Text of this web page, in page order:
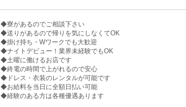
◆寮があるのでご相談下さい
◆送りがあるので帰りを気にしなくてOK
◆掛け持ち・Wワークでも大歓迎
◆ナイトデビュー！業界未経験でもOK
◆土曜に働けるお店です
◆終電の時間で上がれるので安心
◆ドレス・衣装のレンタルが可能です
◆お給料を当日に全額日払い可能
◆経験のある方は各種優遇あります